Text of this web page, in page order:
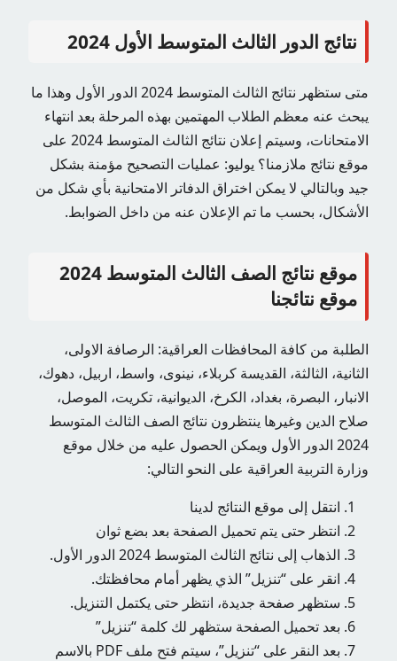
نتائج الدور الثالث المتوسط ​​الأول 2024
متى ستظهر نتائج الثالث المتوسط ​​2024 الدور الأول وهذا ما
يبحث عنه معظم الطلاب المهتمين بهذه المرحلة بعد انتهاء
الامتحانات، وسيتم إعلان نتائج الثالث المتوسط ​​2024 على
موقع نتائج ملازمنا؟ يوليو: عمليات التصحيح مؤمنة بشكل
جيد وبالتالي لا يمكن اختراق الدفاتر الامتحانية بأي شكل من
الأشكال، بحسب ما تم الإعلان عنه من داخل الضوابط.
موقع نتائج الصف الثالث المتوسط ​​2024
موقع نتائجنا
الطلبة من كافة المحافظات العراقية: الرصافة الاولى،
الثانية، الثالثة، القديسة كربلاء، نينوى، واسط، اربيل، دهوك،
الانبار، البصرة، بغداد، الكرخ، الديوانية، تكريت، الموصل،
2024 الدور الأول ويمكن الحصول عليه من خلال موقع
وزارة التربية العراقية على النحو التالي:
انتقل إلى موقع النتائج لدينا
انتظر حتى يتم تحميل الصفحة بعد بضع ثوان
الذهاب إلى نتائج الثالث المتوسط ​​2024 الدور الأول.
انقر على “تنزيل” الذي يظهر أمام محافظتك.
ستظهر صفحة جديدة، انتظر حتى يكتمل التنزيل.
بعد تحميل الصفحة ستظهر لك كلمة “تنزيل”
بعد النقر على “تنزيل”، سيتم فتح ملف PDF بالاسم